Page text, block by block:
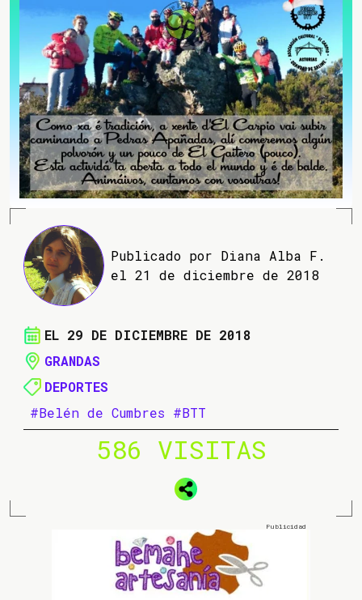
Publicado por Diana Alba F.
el 21 de diciembre de 2018
EL 29 DE DICIEMBRE DE 2018
GRANDAS
DEPORTES
#Belén de Cumbres #BTT
586 VISITAS